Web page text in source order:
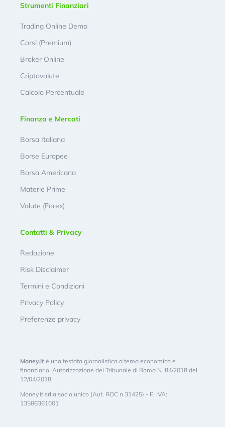
Strumenti Finanziari
Trading Online Demo
Corsi (Premium)
Broker Online
Criptovalute
Calcolo Percentuale
Finanza e Mercati
Borsa Italiana
Borse Europee
Borsa Americana
Materie Prime
Valute (Forex)
Contatti & Privacy
Redazione
Risk Disclaimer
Termini e Condizioni
Privacy Policy
Preferenze privacy
Money.it è una testata giornalistica a tema economico e
finanziario. Autorizzazione del Tribunale di Roma N. 84/2018 del
12/04/2018.
Money.it srl a socio unico (Aut. ROC n.31425) - P. IVA:
13586361001